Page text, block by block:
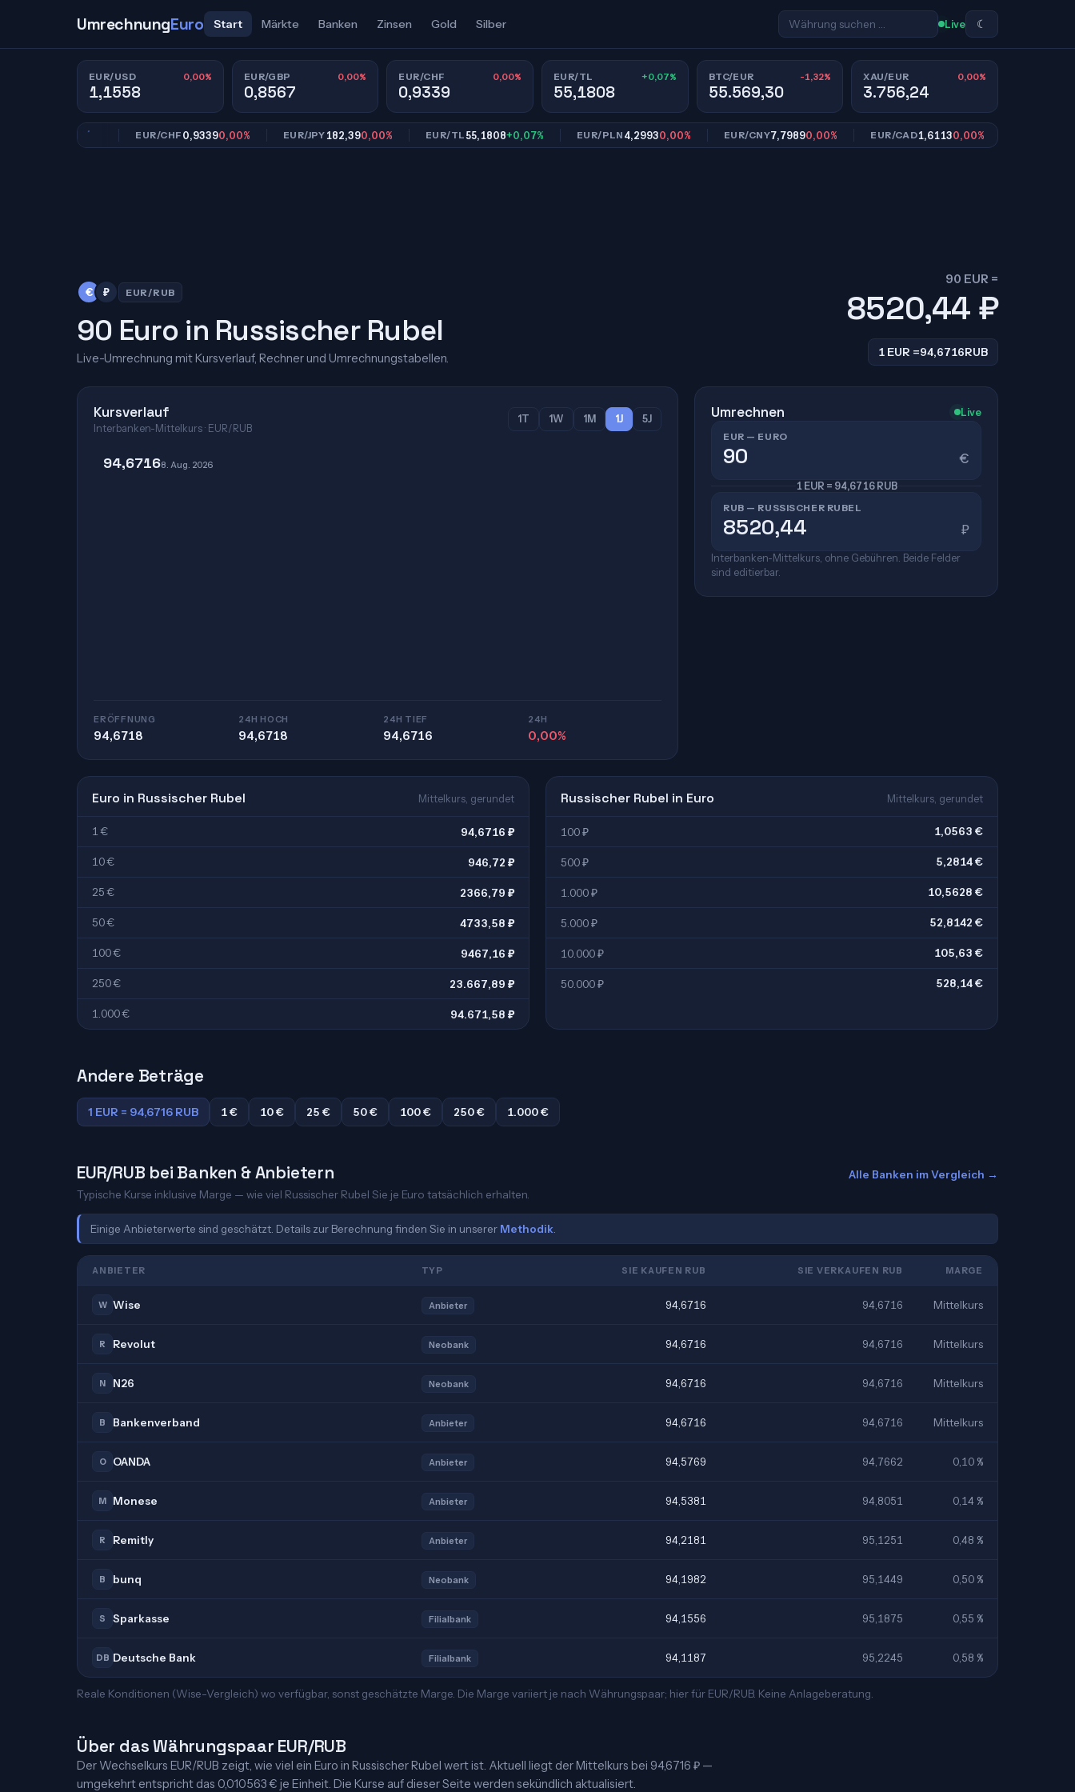
UmrechnungEuro Start Märkte Banken Zinsen Gold Silber Live ☾
EUR/USD 0,00%
1,1558
EUR/GBP 0,00%
0,8567
EUR/CHF 0,00%
0,9339
EUR/TL +0,07%
55,1808
BTC/EUR -1,32%
55.569,30
XAU/EUR 0,00%
3.756,24
EUR/CHF0,93390,00% EUR/JPY182,390,00% EUR/TL55,1808+0,07% EUR/PLN4,29930,00% EUR/CNY7,79890,00% EUR/CAD1,61130,00%
€ ₽ EUR/RUB
90 Euro in Russischer Rubel
Live-Umrechnung mit Kursverlauf, Rechner und Umrechnungstabellen.
90 EUR =
8520,44 ₽
1 EUR =94,6716RUB
Kursverlauf
Interbanken-Mittelkurs · EUR/RUB
1T 1W 1M 1J 5J
94,67168. Aug. 2026
ERÖFFNUNG
94,6718
24H HOCH
94,6718
24H TIEF
94,6716
24H
0,00%
Umrechnen Live
EUR — EURO
€
1 EUR = 94,6716 RUB
RUB — RUSSISCHER RUBEL
₽
Interbanken-Mittelkurs, ohne Gebühren. Beide Felder
sind editierbar.
Euro in Russischer Rubel Mittelkurs, gerundet
1 € 94,6716 ₽
10 € 946,72 ₽
25 € 2366,79 ₽
50 € 4733,58 ₽
100 € 9467,16 ₽
250 € 23.667,89 ₽
1.000 € 94.671,58 ₽
Russischer Rubel in Euro Mittelkurs, gerundet
100 ₽ 1,0563 €
500 ₽ 5,2814 €
1.000 ₽ 10,5628 €
5.000 ₽ 52,8142 €
10.000 ₽ 105,63 €
50.000 ₽ 528,14 €
Andere Beträge
1 EUR = 94,6716 RUB 1 € 10 € 25 € 50 € 100 € 250 € 1.000 €
EUR/RUB bei Banken & Anbietern
Typische Kurse inklusive Marge — wie viel Russischer Rubel Sie je Euro tatsächlich erhalten.
Alle Banken im Vergleich →
Einige Anbieterwerte sind geschätzt. Details zur Berechnung finden Sie in unserer Methodik
ANBIETER TYP SIE KAUFEN RUB SIE VERKAUFEN RUB MARGE
W Wise Anbieter 94,6716 94,6716 Mittelkurs
R Revolut Neobank 94,6716 94,6716 Mittelkurs
N N26 Neobank 94,6716 94,6716 Mittelkurs
B Bankenverband Anbieter 94,6716 94,6716 Mittelkurs
O OANDA Anbieter 94,5769 94,7662 0,10 %
M Monese Anbieter 94,5381 94,8051 0,14 %
R Remitly Anbieter 94,2181 95,1251 0,48 %
B bunq Neobank 94,1982 95,1449 0,50 %
S Sparkasse Filialbank 94,1556 95,1875 0,55 %
DB Deutsche Bank Filialbank 94,1187 95,2245 0,58 %
Reale Konditionen (Wise-Vergleich) wo verfügbar, sonst geschätzte Marge. Die Marge variiert je nach Währungspaar; hier für EUR/RUB. Keine Anlageberatung.
Über das Währungspaar EUR/RUB
Der Wechselkurs EUR/RUB zeigt, wie viel ein Euro in Russischer Rubel wert ist. Aktuell liegt der Mittelkurs bei 94,6716 ₽ —
umgekehrt entspricht das 0,010563 € je Einheit. Die Kurse auf dieser Seite werden sekündlich aktualisiert.